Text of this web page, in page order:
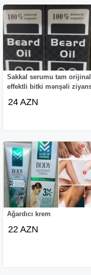
penisin kiçik olması,
olmasında
Yalnız Epimedium
baxımdan uzun
zərər verəcək bir
Epimedium macun ilə
Epimedium macun
İstifadədən əvvəl
qaşığı istifadə etmək
dəqiqə sonra təsir
Əlavə təsirləri və
Epimedium macun
Uşaqların əli
yerdə saxlamaq
şəxslərin istifadəsi
Hər bağlamada 240 qr
Sakkal serumu tam orijinal
effektli bitki mənşəli
24 AZN
Ağardıcı krem
22 AZN